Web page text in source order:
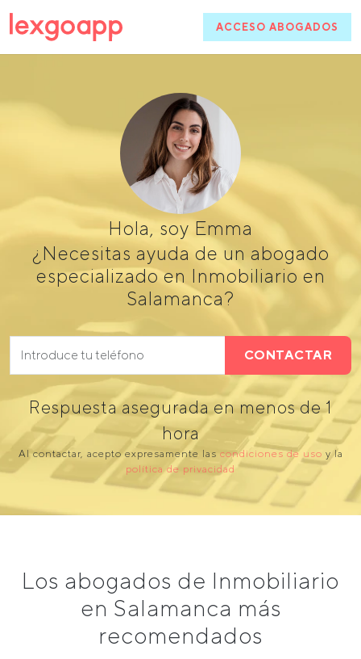
ACCESO ABOGADOS
Hola, soy Emma
¿Necesitas ayuda de un abogado
especializado en Inmobiliario en
Salamanca?
CONTACTAR
Respuesta asegurada en menos de 1
hora
Al contactar, acepto expresamente las condiciones de uso y la
política de privacidad
Los abogados de Inmobiliario
en Salamanca más
recomendados